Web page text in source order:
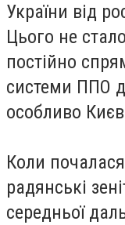
України від
Цього не
постійно
системи ППО
особливо
Коли
радянські
середньої